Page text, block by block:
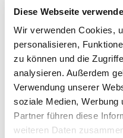
Diese Webseite
Wir verwenden Cookies,
personalisieren,
zu können und die
analysieren. Außerdem
Verwendung unserer
soziale Medien, Werbung
Partner führen diese
weiteren Daten
ExpertInnen an
können schon jetzt
einreichen, für die sie
entwickeln möchten.
möglich.
Format 4: ARTS
Kunst &